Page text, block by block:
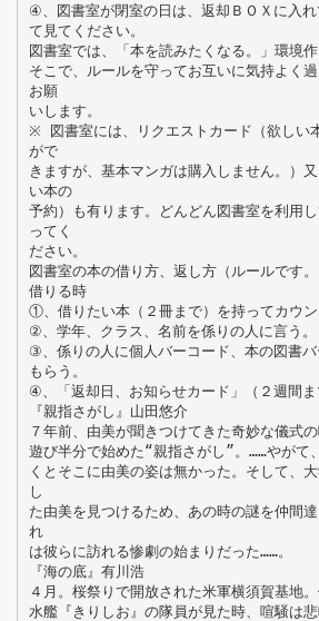
④、図書室が閉室の日は、返却ＢＯＸに入れ
て見てください。
図書室では、「本を読みたくなる。」環境作
そこで、ルールを守ってお互いに気持よく
お願
いします。
※ 図書室には、リクエストカード（欲しい
がで
きますが、基本マンガは購入しません。）
い本の
予約）も有ります。どんどん図書室を利用
ってく
ださい。
図書室の本の借り方、返し方（ルールです。
借りる時
①、借りたい本（２冊まで）を持ってカウ
②、学年、クラス、名前を係りの人に言う。
③、係りの人に個人バーコード、本の図書
もらう。
④、「返却日、お知らせカード」（２週間ま
『親指さがし』山田悠介
７年前、由美が聞きつけてきた奇妙な儀式
遊び半分で始めた“親指さがし”。……やがて
くとそこに由美の姿は無かった。そして、
し
た由美を見つけるため、あの時の謎を仲間
れ
は彼らに訪れる惨劇の始まりだった……。
『海の底』有川浩
４月。桜祭りで開放された米軍横須賀基地
水艦『きりしお』の隊員が見た時、喧騒は